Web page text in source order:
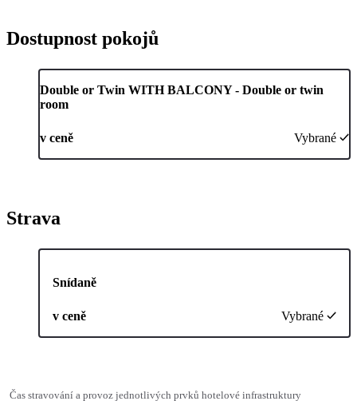
Dostupnost pokojů
Double or Twin WITH BALCONY - Double or twin
room
v ceně Vybrané
Strava
Snídaně
v ceně Vybrané
Čas stravování a provoz jednotlivých prvků hotelové infrastruktury